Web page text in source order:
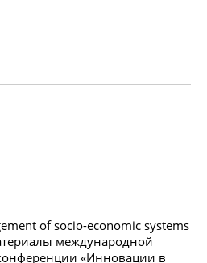
of socio-economic systems
международной
«Инновации в